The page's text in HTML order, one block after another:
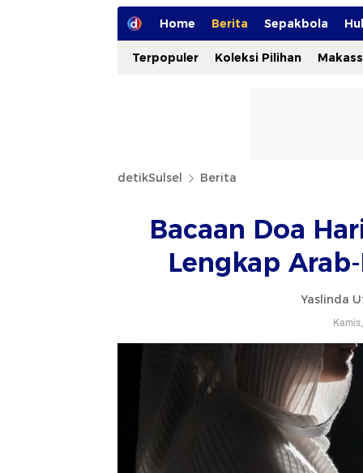
Home Berita Sepakbola
Terpopuler Koleksi Pilihan
detikSulsel Berita
Bacaan Doa
Lengkap
Yaslinda